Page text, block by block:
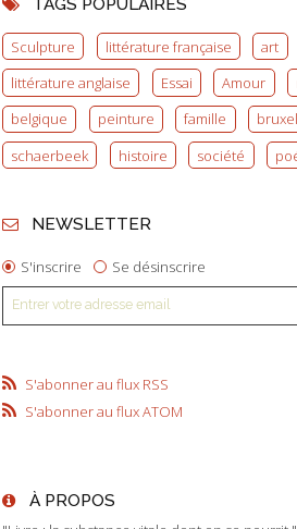
Sculpture littérature française art
littérature anglaise
Essai Amour
belgique
peinture famille
schaerbeek
histoire société
NEWSLETTER
S'inscrire Se désinscrire
S'abonner au flux RSS
S'abonner au flux ATOM
À PROPOS